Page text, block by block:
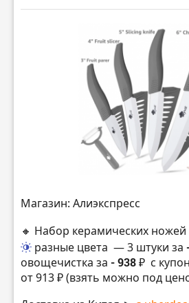
Магазин: Алиэкспресс
🔸 Набор керамических ножей
разные цвета — 3 штуки за
овощечистка за - 938 ₽ с
от 913 ₽ (взять можно под